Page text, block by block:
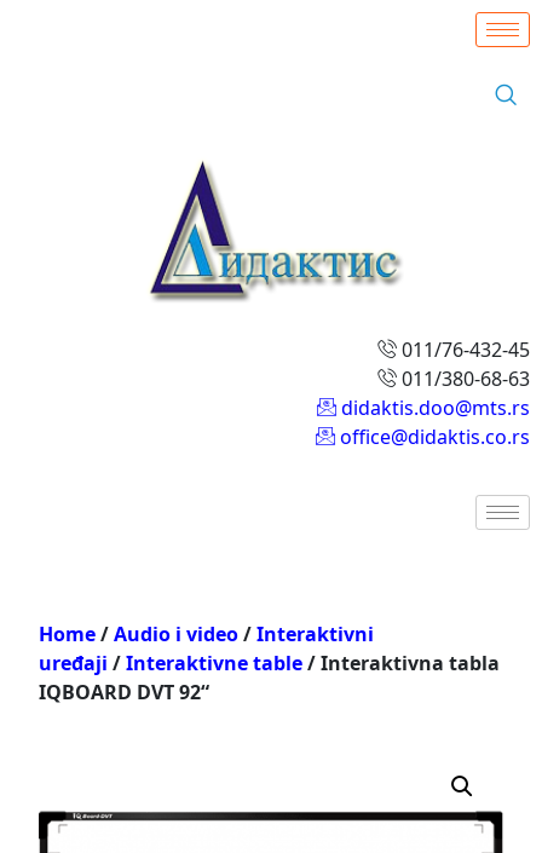
011/76-432-45
011/380-68-63
didaktis.doo@mts.rs
office@didaktis.co.rs
Home/Audio i video/Interaktivni
uređaji /Interaktivne table/ Interaktivna tabla
IQBOARD DVT 92“